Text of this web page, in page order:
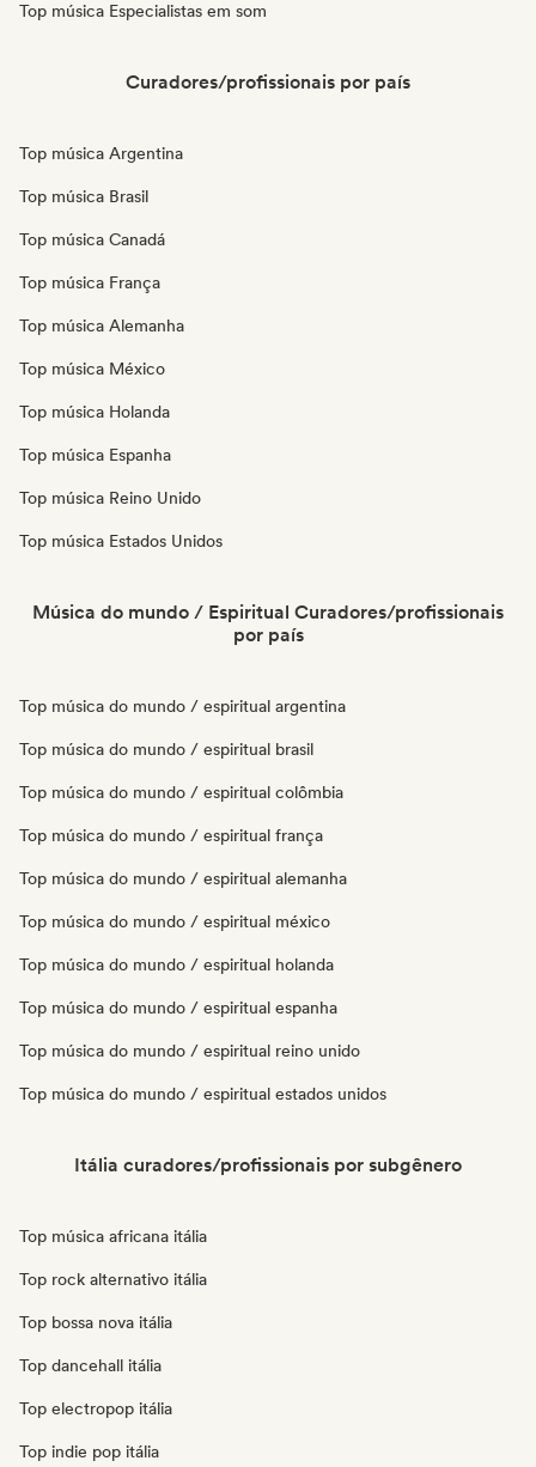
Top música Especialistas em som
Curadores/profissionais por país
Top música Argentina
Top música Brasil
Top música Canadá
Top música França
Top música Alemanha
Top música México
Top música Holanda
Top música Espanha
Top música Reino Unido
Top música Estados Unidos
Música do mundo / Espiritual Curadores/profissionais
por país
Top música do mundo / espiritual argentina
Top música do mundo / espiritual brasil
Top música do mundo / espiritual colômbia
Top música do mundo / espiritual frança
Top música do mundo / espiritual alemanha
Top música do mundo / espiritual méxico
Top música do mundo / espiritual holanda
Top música do mundo / espiritual espanha
Top música do mundo / espiritual reino unido
Top música do mundo / espiritual estados unidos
Itália curadores/profissionais por subgênero
Top música africana itália
Top rock alternativo itália
Top bossa nova itália
Top dancehall itália
Top electropop itália
Top indie pop itália